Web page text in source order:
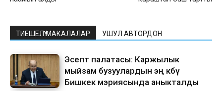
ТИЕШЕЛҮҮ МАКАЛАЛАР УШУЛ АВТОРДОН
Эсептөө палатасы: Каржылык
мыйзам бузуулардын эң көбү
Бишкек мэриясында аныкталды